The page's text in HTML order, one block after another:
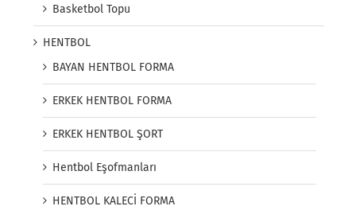
Basketbol Topu
HENTBOL
BAYAN HENTBOL FORMA
ERKEK HENTBOL FORMA
ERKEK HENTBOL ŞORT
Hentbol Eşofmanları
HENTBOL KALECİ FORMA